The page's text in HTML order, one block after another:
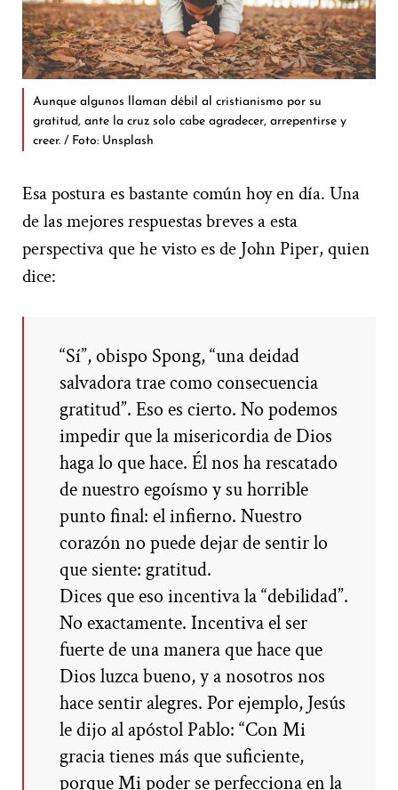
Aunque algunos llaman débil al cristianismo por su
gratitud, ante la cruz solo cabe agradecer, arrepentirse y
creer. / Foto: Unsplash
Esa postura es bastante común hoy en día. Una
de las mejores respuestas breves a esta
perspectiva que he visto es de John Piper, quien
dice:
“Sí”, obispo Spong, “una deidad
salvadora trae como consecuencia
gratitud”. Eso es cierto. No podemos
impedir que la misericordia de Dios
haga lo que hace. Él nos ha rescatado
de nuestro egoísmo y su horrible
punto final: el infierno. Nuestro
corazón no puede dejar de sentir lo
que siente: gratitud.
Dices que eso incentiva la “debilidad”.
No exactamente. Incentiva el ser
fuerte de una manera que hace que
Dios luzca bueno, y a nosotros nos
hace sentir alegres. Por ejemplo, Jesús
le dijo al apóstol Pablo: “Con Mi
gracia tienes más que suficiente,
porque Mi poder se perfecciona en la